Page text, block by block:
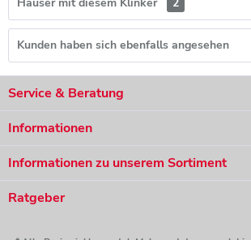
Kunden haben sich ebenfalls angesehen
Service & Beratung
Informationen
Informationen zu unserem Sortiment
Ratgeber